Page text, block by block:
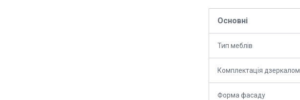
Основні
Тип меблів
Комплектація дзеркалом
Форма фасаду